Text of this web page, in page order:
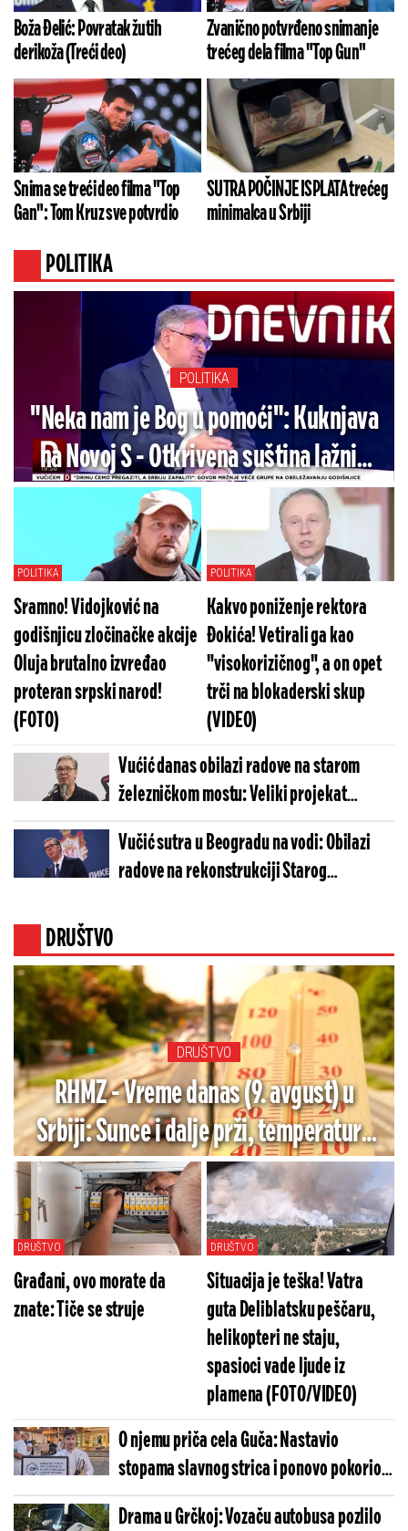
Boža Đelić: Povratak žutih
derikoža (Treći deo)
Zvanično potvrđeno snimanje
trećeg dela filma "Top Gun"
Snima se treći deo filma "Top
Gan": Tom Kruz sve potvrdio
SUTRA POČINJE ISPLATA trećeg
minimalca u Srbiji
POLITIKA
POLITIKA
"Neka nam je Bog u pomoći": Kuknjava
na Novoj S - Otkrivena suština lažnih
istraživanja i istina o blokaderskoj listi
(VIDEO)
POLITIKA
Sramno! Vidojković na
godišnjicu zločinačke akcije
Oluja brutalno izvređao
proteran srpski narod!
(FOTO)
POLITIKA
Kakvo poniženje rektora
Đokića! Vetirali ga kao
"visokorizičnog", a on opet
trči na blokaderski skup
(VIDEO)
Vućić danas obilazi radove na starom
železničkom mostu: Veliki projekat
"Beograd na vodi" ulazi u novu fazu
Vučić sutra u Beogradu na vodi: Obilazi
radove na rekonstrukciji Starog
DRUŠTVO
DRUŠTVO
RHMZ - Vreme danas (9. avgust) u
Srbiji: Sunce i dalje prži, temperature
do 36 stepeni, a u ovom delu zemlje
pljuskovi i grmljavina
DRUŠTVO
Građani, ovo morate da
znate: Tiče se struje
DRUŠTVO
Situacija je teška! Vatra
guta Deliblatsku peščaru,
helikopteri ne staju,
spasioci vade ljude iz
plamena (FOTO/VIDEO)
O njemu priča cela Guča: Nastavio
stopama slavnog strica i ponovo pokorio
Sabor trubača!
Drama u Grčkoj: Vozaču autobusa pozlilo